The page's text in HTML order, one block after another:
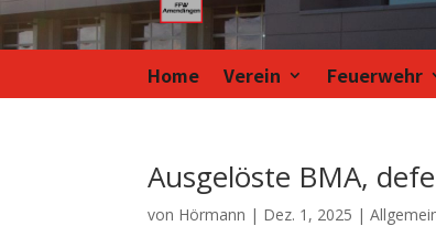
Home Verein Feuerwehr
Ausgelöste BMA,
von Hörmann | Dez. 1, 2025 |